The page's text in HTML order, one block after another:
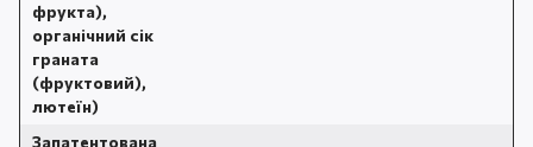
фрукта),
органічний сік
граната
(фруктовий),
лютеїн)
Запатентована